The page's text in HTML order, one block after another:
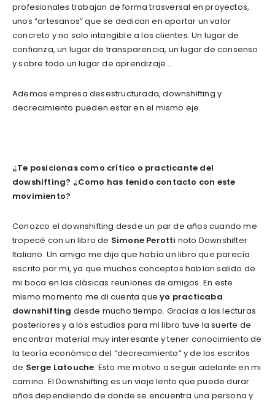
profesionales trabajan de forma trasversal en proyectos,
unos “artesanos” que se dedican en aportar un valor
concreto y no solo intangible a los clientes. Un lugar de
confianza, un lugar de transparencia, un lugar de consenso
y sobre todo un lugar de aprendizaje….
Ademas empresa desestructurada, downshifting y
decrecimiento pueden estar en el mismo eje.
¿Te posicionas como crítico o practicante del
dowshifting? ¿Como has tenido contacto con este
movimiento?
Conozco el downshifting desde un par de años cuando me
tropecé con un libro de Simone Perotti noto Downshifter
Italiano. Un amigo me dijo que había un libro que parecía
escrito por mi, ya que muchos conceptos habían salido de
mi boca en las clásicas reuniones de amigos. En este
mismo momento me di cuenta queyo practicaba
downshifting desde mucho tiempo. Gracias a las lecturas
posteriores y a los estudios para mi libro tuve la suerte de
encontrar material muy interesante y tener conocimiento de
la teoría económica del “decrecimiento” y de los escritos
de Serge Latouche. Esto me motivo a seguir adelante en mi
camino. El Downshifting es un viaje lento que puede durar
años dependiendo de donde se encuentra una persona y